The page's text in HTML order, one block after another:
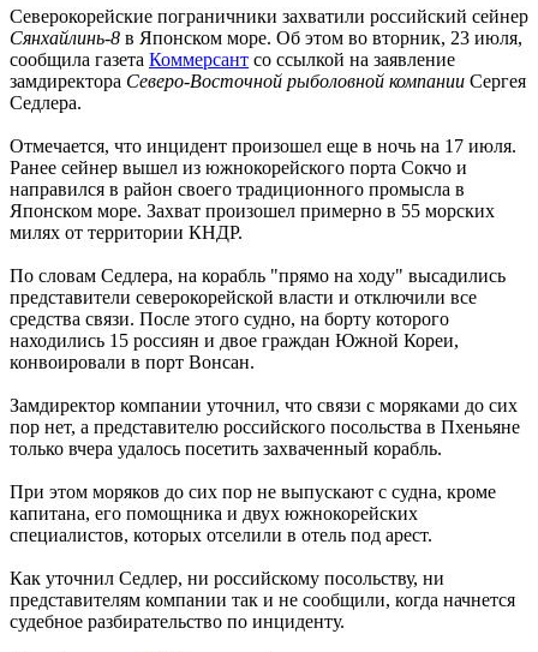
Северокорейские пограничники захватили российский сейнер
Сянхайлинь-8 в Японском море. Об этом во вторник, 23 июля,
сообщила газета Коммерсант со ссылкой на заявление
замдиректора Северо-Восточной рыболовной компании Сергея
Седлера.
Отмечается, что инцидент произошел еще в ночь на 17 июля.
Ранее сейнер вышел из южнокорейского порта Сокчо и
направился в район своего традиционного промысла в
Японском море. Захват произошел примерно в 55 морских
милях от территории КНДР.
По словам Седлера, на корабль "прямо на ходу" высадились
представители северокорейской власти и отключили все
средства связи. После этого судно, на борту которого
находились 15 россиян и двое граждан Южной Кореи,
конвоировали в порт Вонсан.
Замдиректор компании уточнил, что связи с моряками до сих
пор нет, а представителю российского посольства в Пхеньяне
только вчера удалось посетить захваченный корабль.
При этом моряков до сих пор не выпускают с судна, кроме
капитана, его помощника и двух южнокорейских
специалистов, которых отселили в отель под арест.
Как уточнил Седлер, ни российскому посольству, ни
представителям компании так и не сообщили, когда начнется
судебное разбирательство по инциденту.